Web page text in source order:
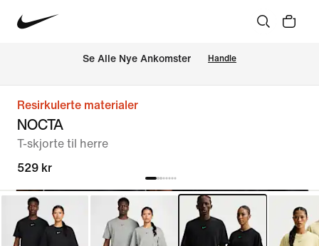
Se Alle Nye Ankomster Handle
Resirkulerte materialer
NOCTA
T-skjorte til herre
529 kr